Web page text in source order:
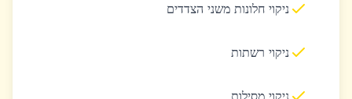
ניקוי חלונות משני הצדדים
ניקוי רשתות
ניקוי מסילות